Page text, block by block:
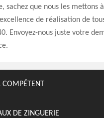
sachez que nous les mettons
de réalisation de
Envoyez-nous juste votre
DE ZINGUERIE